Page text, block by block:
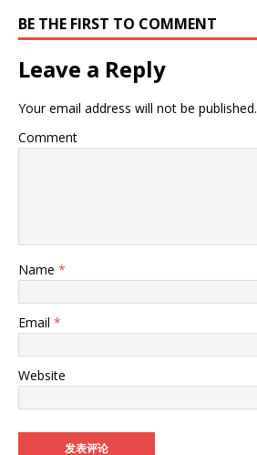
BE THE FIRST TO COMMENT
Leave a Reply
Your email address will not be published.
Comment
Name *
Email *
Website